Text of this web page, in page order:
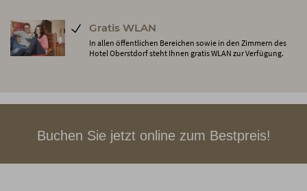
Gratis WLAN
In allen öffentlichen Bereichen sowie in den Zimmern des
Hotel Oberstdorf steht Ihnen gratis WLAN zur Verfügung.
Buchen Sie jetzt online zum Bestpreis!